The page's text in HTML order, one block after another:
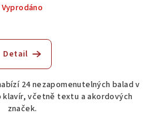
Vyprodáno
Detail
nabízí 24 nezapomenutelných balad v
klavír, včetně textu a akordových
značek.